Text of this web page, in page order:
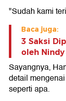
"Sudah kami
Baca juga:
3 Saksi
oleh
Sayangnya,
detail
seperti apa.